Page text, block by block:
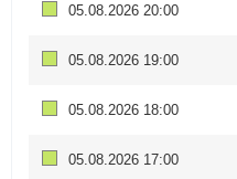
05.08.2026 20:00
05.08.2026 19:00
05.08.2026 18:00
05.08.2026 17:00